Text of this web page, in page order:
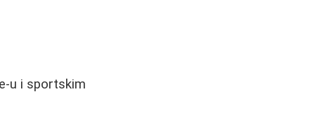
u i sportskim